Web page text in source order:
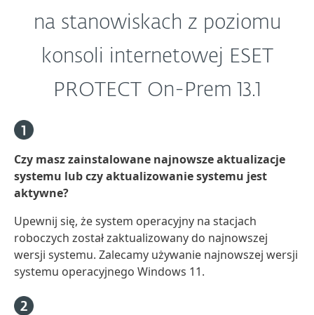
na stanowiskach z poziomu
konsoli internetowej ESET
PROTECT On-Prem 13.1
Czy masz zainstalowane najnowsze aktualizacje
systemu lub czy aktualizowanie systemu jest
aktywne?
Upewnij się, że system operacyjny na stacjach
roboczych został zaktualizowany do najnowszej
wersji systemu. Zalecamy używanie najnowszej wersji
systemu operacyjnego Windows 11.